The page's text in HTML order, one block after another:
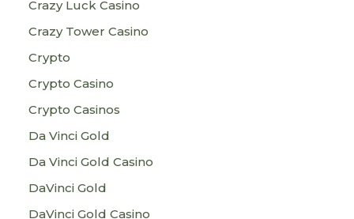
Crazy Luck Casino
Crazy Tower Сasino
Crypto
Crypto Casino
Crypto Casinos
Da Vinci Gold
Da Vinci Gold Casino
DaVinci Gold
DaVinci Gold Casino